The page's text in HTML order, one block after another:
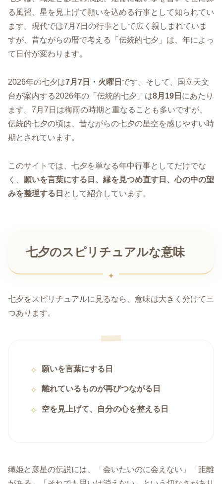
る風習、星を見上げて願いを込める行事として知られてい
ます。現代では7月7日の行事として広く親しまれていま
すが、昔ながらの暦で考える「伝統的七夕」は、年によっ
て日付が変わります。
2026年の七夕は7月7日・火曜日 です。そして、国立天文
台が案内する2026年の「伝統的七夕」は8月19日 にあたり
ます。7月7日は梅雨の時期と重なることも多いですが、
伝統的七夕の頃は、昔ながらの七夕の星空を感じやすい時
期とされています。
このサイトでは、七夕を単なる年中行事としてだけでな
く、 願いを言葉にする日、縁を見つめ直す日、心の中の望
みを整理する日 として紹介しています。
七夕のスピリチュアルな意味
七夕をスピリチュアルに見るなら、意味は大きく分けて三
つあります。
願いを言葉にする日
離れているものが再びつながる日
空を見上げて、自分の心を整える日
織姫と彦星の伝説には、「会いたいのに会えない」「距離